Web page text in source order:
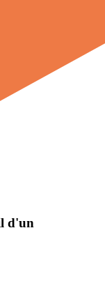
d'un